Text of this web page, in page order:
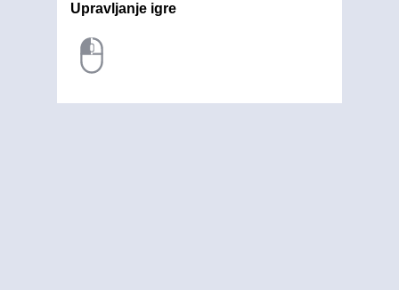
Upravljanje igre